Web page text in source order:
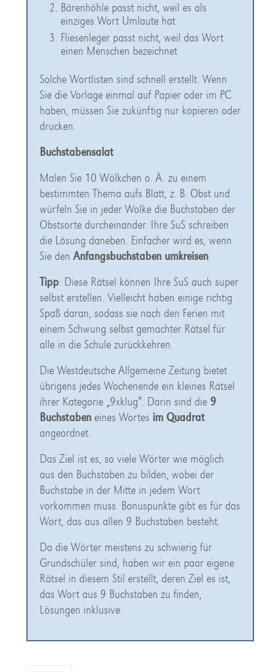
Bärenhöhle passt nicht, weil es als
einziges Wort Umlaute hat
Fliesenleger passt nicht, weil das Wort
einen Menschen bezeichnet
Solche Wortlisten sind schnell erstellt. Wenn
Sie die Vorlage einmal auf Papier oder im PC
haben, müssen Sie zukünftig nur kopieren oder
drucken.
Buchstabensalat
Malen Sie 10 Wölkchen o. Ä. zu einem
bestimmten Thema aufs Blatt, z. B. Obst und
würfeln Sie in jeder Wolke die Buchstaben der
Obstsorte durcheinander. Ihre SuS schreiben
die Lösung daneben. Einfacher wird es, wenn
Sie den Anfangsbuchstaben umkreisen.
Tipp: Diese Rätsel können Ihre SuS auch super
selbst erstellen. Vielleicht haben einige richtig
Spaß daran, sodass sie nach den Ferien mit
einem Schwung selbst gemachter Rätsel für
alle in die Schule zurückkehren.
Die Westdeutsche Allgemeine Zeitung bietet
übrigens jedes Wochenende ein kleines Rätsel
ihrer Kategorie „9xklug“. Darin sind die 9
Buchstabeneines Wortes im Quadrat
angeordnet.
Das Ziel ist es, so viele Wörter wie möglich
aus den Buchstaben zu bilden, wobei der
Buchstabe in der Mitte in jedem Wort
vorkommen muss. Bonuspunkte gibt es für das
Wort, das aus allen 9 Buchstaben besteht.
Da die Wörter meistens zu schwierig für
Grundschüler sind, haben wir ein paar eigene
Rätsel in diesem Stil erstellt, deren Ziel es ist,
das Wort aus 9 Buchstaben zu finden,
Lösungen inklusive.